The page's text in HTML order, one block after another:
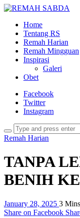
Home
Tentang RS
Remah Harian
Remah Mingguan
Inspirasi
Galeri
Obet
Facebook
Twitter
Instagram
Remah Harian
TANPA
BENIH
January 28, 2025 3
Share on Facebook